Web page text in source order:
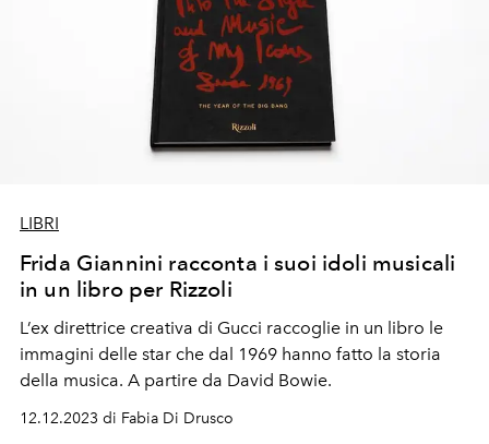
LIBRI
Frida Giannini racconta i suoi idoli musicali
in un libro per Rizzoli
L’ex direttrice creativa di Gucci raccoglie in un libro le
immagini delle star che dal 1969 hanno fatto la storia
della musica. A partire da David Bowie.
12.12.2023 di Fabia Di Drusco